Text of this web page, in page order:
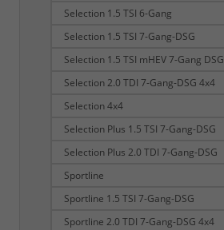
Selection 1.5 TSI 6-Gang
Selection 1.5 TSI 7-Gang-DSG
Selection 1.5 TSI mHEV 7-Gang DSG
Selection 2.0 TDI 7-Gang-DSG 4x4
Selection 4x4
Selection Plus 1.5 TSI 7-Gang-DSG
Selection Plus 2.0 TDI 7-Gang-DSG
Sportline
Sportline 1.5 TSI 7-Gang-DSG
Sportline 2.0 TDI 7-Gang-DSG 4x4